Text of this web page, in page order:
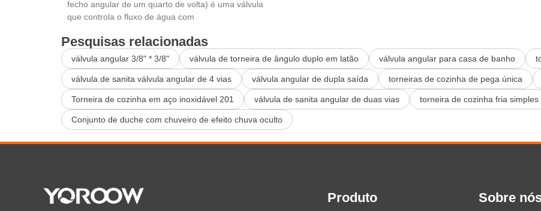
fecho angular de um quarto de volta) é uma válvula
que controla o fluxo de água com
Pesquisas relacionadas
válvula angular 3/8" * 3/8" válvula de torneira de ângulo duplo em latão válvula angular para casa de banho
válvula de sanita válvula angular de 4 vias válvula angular de dupla saída torneiras de cozinha de pega única
Torneira de cozinha em aço inoxidável 201 válvula de sanita angular de duas vias torneira de cozinha fria simples
Conjunto de duche com chuveiro de efeito chuva oculto
Produto Sobre